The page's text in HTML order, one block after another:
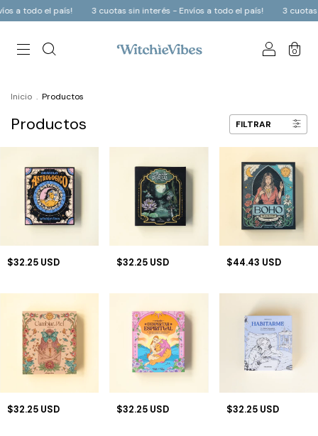
el país! 3 cuotas sin interés - Envíos a todo el país! 3 cuotas sin
0
Inicio . Productos
Productos FILTRAR
$32.25 USD $32.25 USD $44.43 USD
$32.25 USD $32.25 USD $32.25 USD